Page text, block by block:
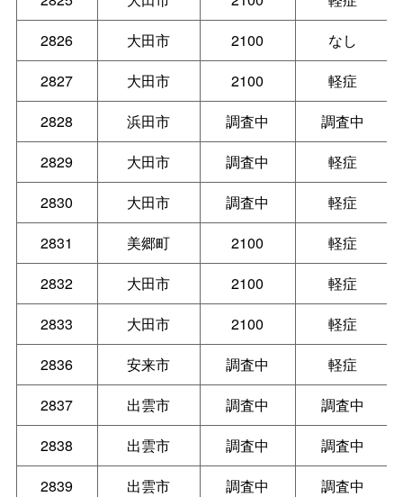
2826
大田市 2100
なし
2827
大田市 2100
軽症
2828
浜田市 調査中
調査中
2829
大田市 調査中
軽症
2830
大田市 調査中
軽症
2831
美郷町 2100
軽症
2832
大田市 2100
軽症
2833
大田市 2100
軽症
2836
安来市 調査中
軽症
2837
出雲市 調査中
調査中
2838
出雲市 調査中
調査中
2839
出雲市 調査中
調査中